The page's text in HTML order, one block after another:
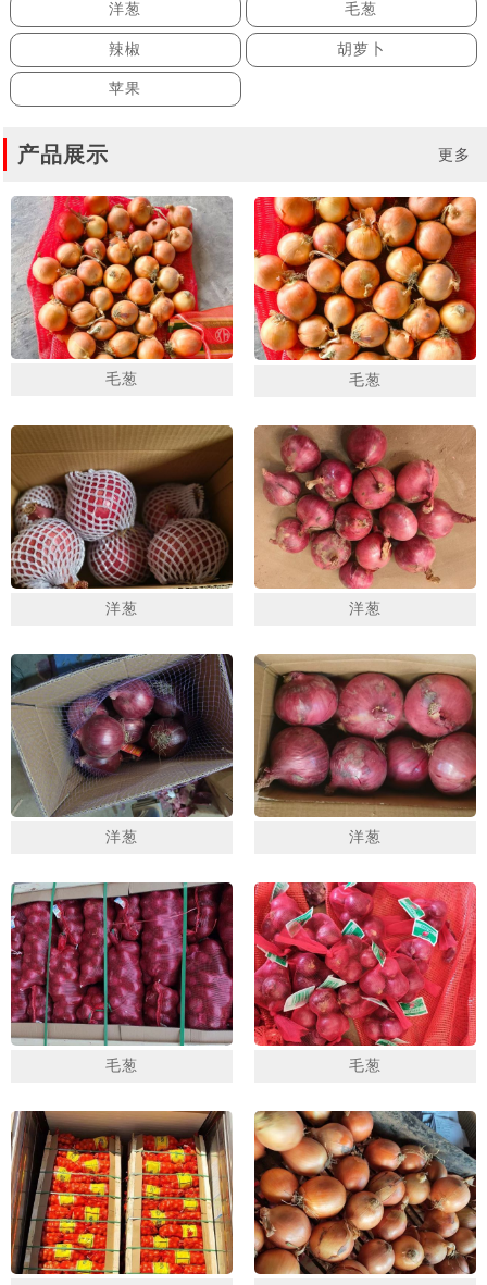
洋葱 毛葱
辣椒 胡萝卜
苹果
产品展示 更多
毛葱 毛葱
洋葱 洋葱
洋葱 洋葱
毛葱 毛葱